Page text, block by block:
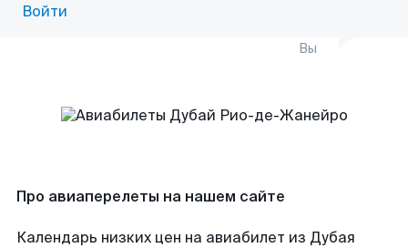
Войти
Вы
Про авиаперелеты на нашем сайте
Календарь низких цен на авиабилет из Дубая